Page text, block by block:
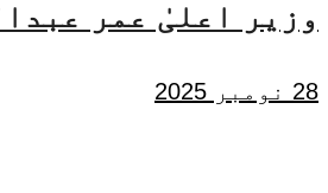
وزیر اعلیٰ عمر
28 نومبر 2025